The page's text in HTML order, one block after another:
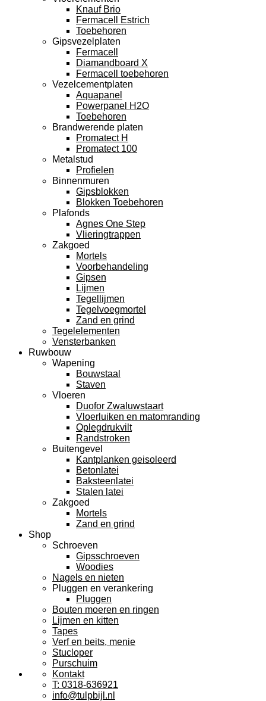
Knauf Brio
Fermacell Estrich
Toebehoren
Gipsvezelplaten
Fermacell
Diamandboard X
Fermacell toebehoren
Vezelcementplaten
Aquapanel
Powerpanel H2O
Toebehoren
Brandwerende platen
Promatect H
Promatect 100
Metalstud
Profielen
Binnenmuren
Gipsblokken
Blokken Toebehoren
Plafonds
Agnes One Step
Vlieringtrappen
Zakgoed
Mortels
Voorbehandeling
Gipsen
Lijmen
Tegellijmen
Tegelvoegmortel
Zand en grind
Tegelelementen
Vensterbanken
Ruwbouw
Wapening
Bouwstaal
Staven
Vloeren
Duofor Zwaluwstaart
Vloerluiken en matomranding
Oplegdrukvilt
Randstroken
Buitengevel
Kantplanken geisoleerd
Betonlatei
Baksteenlatei
Stalen latei
Zakgoed
Mortels
Zand en grind
Shop
Schroeven
Gipsschroeven
Woodies
Nagels en nieten
Pluggen en verankering
Pluggen
Bouten moeren en ringen
Lijmen en kitten
Tapes
Verf en beits, menie
Stucloper
Purschuim
Kontakt
T: 0318-636921
info@tulpbijl.nl